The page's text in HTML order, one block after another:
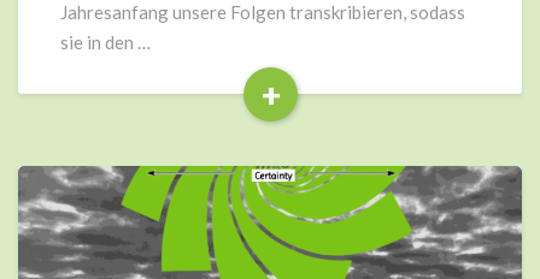
Jahresanfang unsere Folgen transkribieren, sodass
sie in den …
+
Read